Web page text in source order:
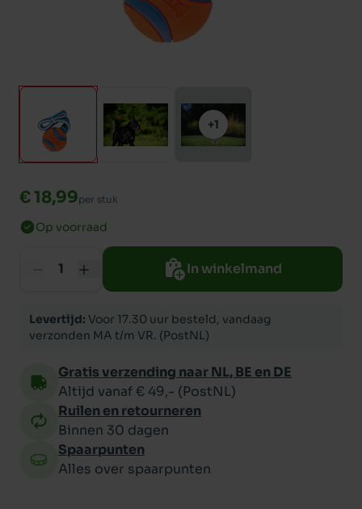
+1
€ 18,99per stuk
Op voorraad
In winkelmand
Levertijd: Voor 17.30 uur besteld, vandaag
verzonden MA t/m VR. (PostNL)
Gratis verzending naar NL, BE en DE
Altijd vanaf € 49,- (PostNL)
Ruilen en retourneren
Binnen 30 dagen
Spaarpunten
Alles over spaarpunten